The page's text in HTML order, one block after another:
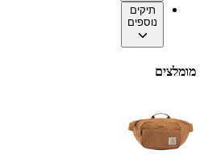
תיקים
נוספים
מומלצים